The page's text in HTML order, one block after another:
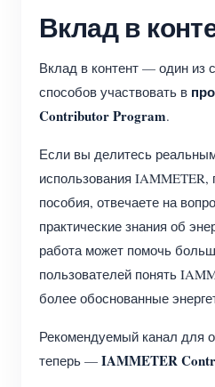
Трехфазный Wi-Fi-
(WEM3050T)
WiFi-контроллер
Сервис
Зарядное
Симулятор
Виртуальный
Система
энергии
Вклад в
Вклад в контент — один из
способов участвовать в
Contributor Program.
Если вы делитесь
использования
пособия, отвечаете на
практические знания об
работа может помочь
пользователей понять
более обоснованные
Рекомендуемый канал для
теперь — IAMMETER